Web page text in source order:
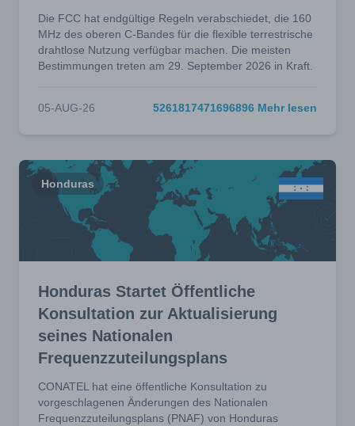
Die FCC hat endgültige Regeln verabschiedet, die 160
MHz des oberen C-Bandes für die flexible terrestrische
drahtlose Nutzung verfügbar machen. Die meisten
Bestimmungen treten am 29. September 2026 in Kraft.
05-AUG-26 5261817471696896 Mehr lesen
Honduras
Honduras Startet Öffentliche
Konsultation zur Aktualisierung
seines Nationalen
Frequenzzuteilungsplans
CONATEL hat eine öffentliche Konsultation zu
vorgeschlagenen Änderungen des Nationalen
Frequenzzuteilungsplans (PNAF) von Honduras